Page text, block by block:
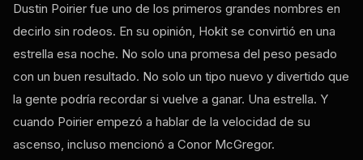
Dustin Poirier fue uno de los primeros grandes nombres en
decirlo sin rodeos. En su opinión, Hokit se convirtió en una
estrella esa noche. No solo una promesa del peso pesado
con un buen resultado. No solo un tipo nuevo y divertido que
la gente podría recordar si vuelve a ganar. Una estrella. Y
cuando Poirier empezó a hablar de la velocidad de su
ascenso, incluso mencionó a Conor McGregor.